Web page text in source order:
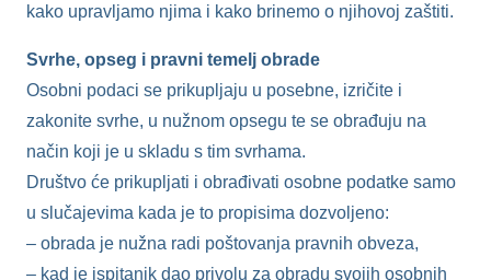
kako upravljamo njima i kako brinemo o njihovoj zaštiti.
Svrhe, opseg i pravni temelj obrade
Osobni podaci se prikupljaju u posebne, izričite i
zakonite svrhe, u nužnom opsegu te se obrađuju na
način koji je u skladu s tim svrhama.
Društvo će prikupljati i obrađivati osobne podatke samo
u slučajevima kada je to propisima dozvoljeno:
– obrada je nužna radi poštovanja pravnih obveza,
– kad je ispitanik dao privolu za obradu svojih osobnih